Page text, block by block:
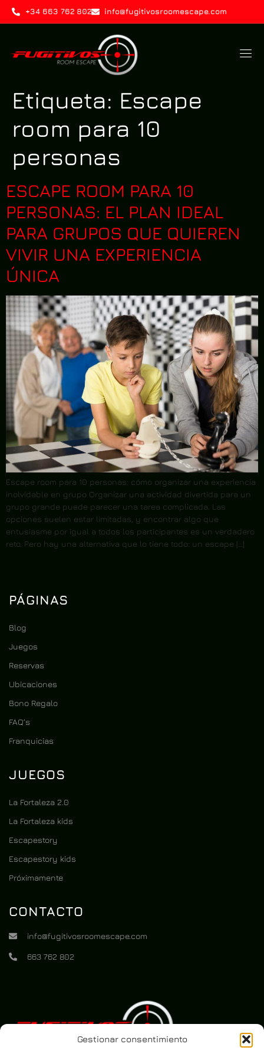
Gestionar consentimiento
+34 663 762 802 info@fugitivosroomescape.com
Etiqueta: Escape
room para 10
personas
ESCAPE ROOM PARA 10
PERSONAS: EL PLAN IDEAL
PARA GRUPOS QUE QUIEREN
VIVIR UNA EXPERIENCIA
ÚNICA
Escape room para 10 personas: cómo organizar una experiencia
inolvidable en grupo Organizar una actividad divertida para un
grupo grande puede parecer una tarea complicada. Las
opciones suelen estar limitadas, y encontrar algo que
entusiasme por igual a todos los participantes es un verdadero
reto. Pero hay una alternativa que lo tiene todo: un escape […]
PÁGINAS
Blog
Juegos
Reservas
Ubicaciones
Bono Regalo
FAQ’s
Franquicias
JUEGOS
La Fortaleza 2.0
La Fortaleza kids
Escapestory
Escapestory kids
Próximamente
CONTACTO
info@fugitivosroomescape.com
663 762 802